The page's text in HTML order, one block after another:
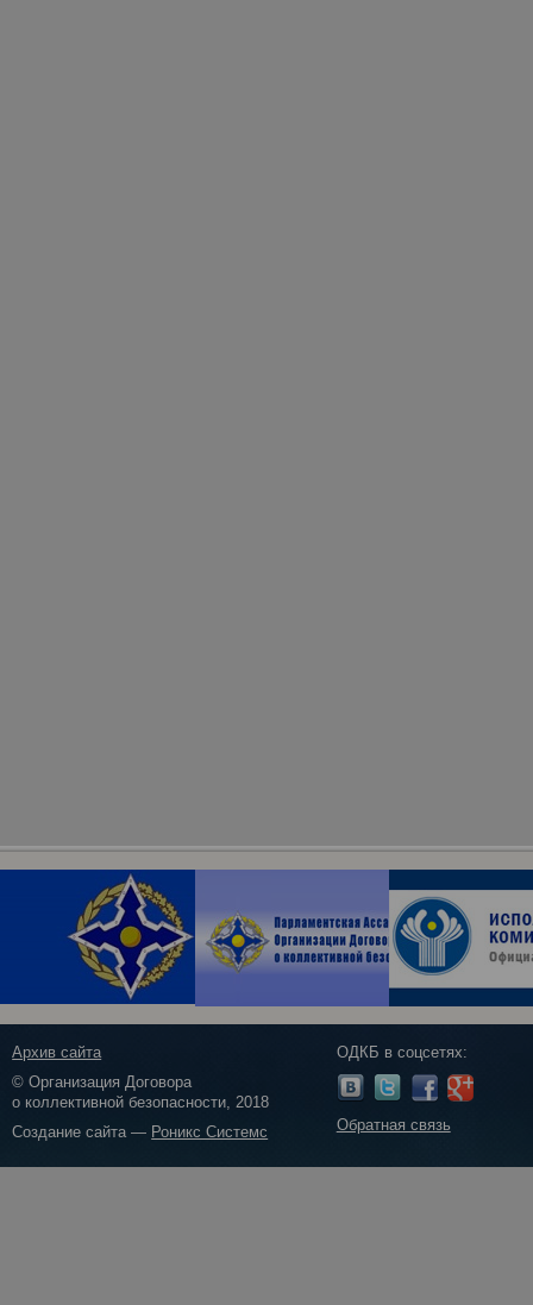
Архив сайта
© Организация Договора
о коллективной безопасности, 2018
Создание сайта — Роникс Системс
ОДКБ в соцсетях:
Обратная связь